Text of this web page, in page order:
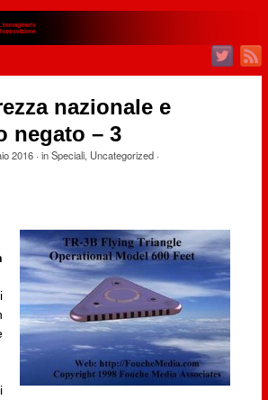
nazionale e
negato – 3
2016· inSpeciali, Uncategorized·